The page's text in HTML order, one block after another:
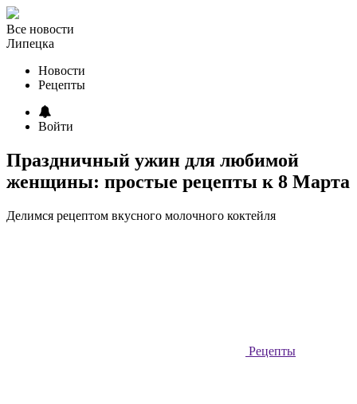
Все новости
Липецка
Новости
Рецепты
Войти
Праздничный ужин для любимой
женщины: простые рецепты к 8 Марта
Делимся рецептом вкусного молочного коктейля
Рецепты